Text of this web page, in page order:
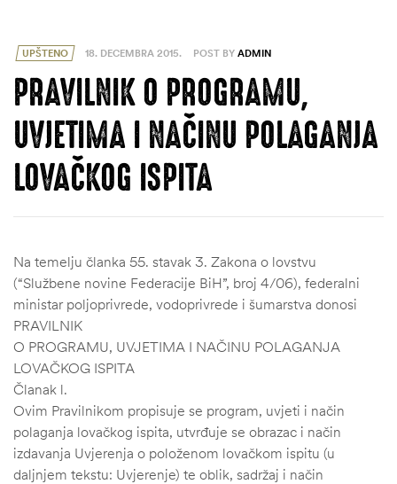
UPŠTENO 18. DECEMBRA 2015. POST BY ADMIN
PRAVILNIK O PROGRAMU,
UVJETIMA I NAČINU POLAGANJA
LOVAČKOG ISPITA
Na temelju članka 55. stavak 3. Zakona o lovstvu
(“Službene novine Federacije BiH”, broj 4/06), federalni
ministar poljoprivrede, vodoprivrede i šumarstva donosi
PRAVILNIK
O PROGRAMU, UVJETIMA I NAČINU POLAGANJA
LOVAČKOG ISPITA
Članak l.
Ovim Pravilnikom propisuje se program, uvjeti i način
polaganja lovačkog ispita, utvrđuje se obrazac i način
izdavanja Uvjerenja o položenom lovačkom ispitu (u
daljnjem tekstu: Uvjerenje) te oblik, sadržaj i način